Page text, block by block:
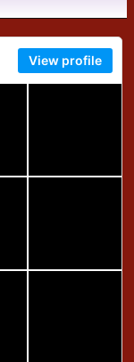
View profile